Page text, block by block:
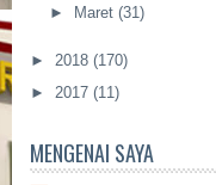
►
Maret (31)
► 2018 (170)
► 2017 (11)
MENGENAI SAYA